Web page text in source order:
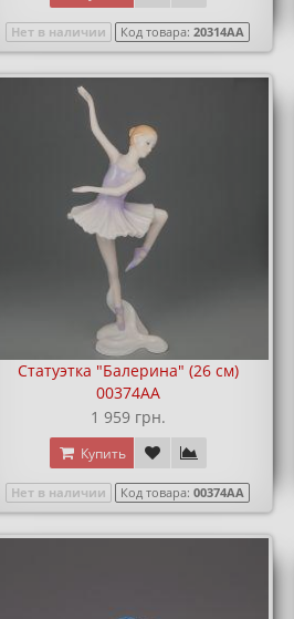
Нет в наличии Код товара:20314AA
Статуэтка "Балерина" (26 см)
00374AA
1 959 грн.
Купить
Нет в наличии Код товара:00374AA